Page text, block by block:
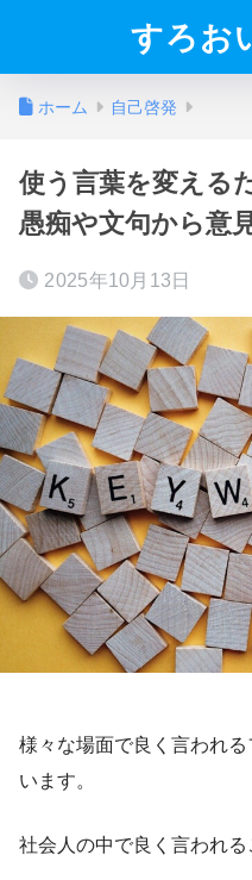
すろお
ホーム 自己啓発
使う言葉を変える
愚痴や文句から意
2025年10月13日
様々な場面で良く言われ
います。
社会人の中で良く言われる